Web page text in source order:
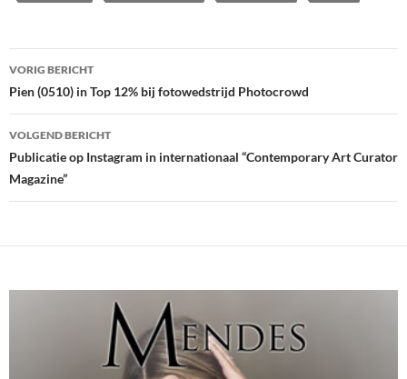
Bericht
navigatie
VORIG BERICHT
Pien (0510) in Top 12% bij fotowedstrijd Photocrowd
VOLGEND BERICHT
Publicatie op Instagram in internationaal “Contemporary Art Curator
Magazine”